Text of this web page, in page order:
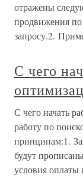
отражены
продвижения
запросу.2.
С чего
С чего начать
работу по
принципам:1.
будут
условия оплаты